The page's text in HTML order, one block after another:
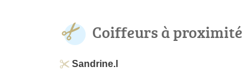
Coiffeurs à proximité
Sandrine.l